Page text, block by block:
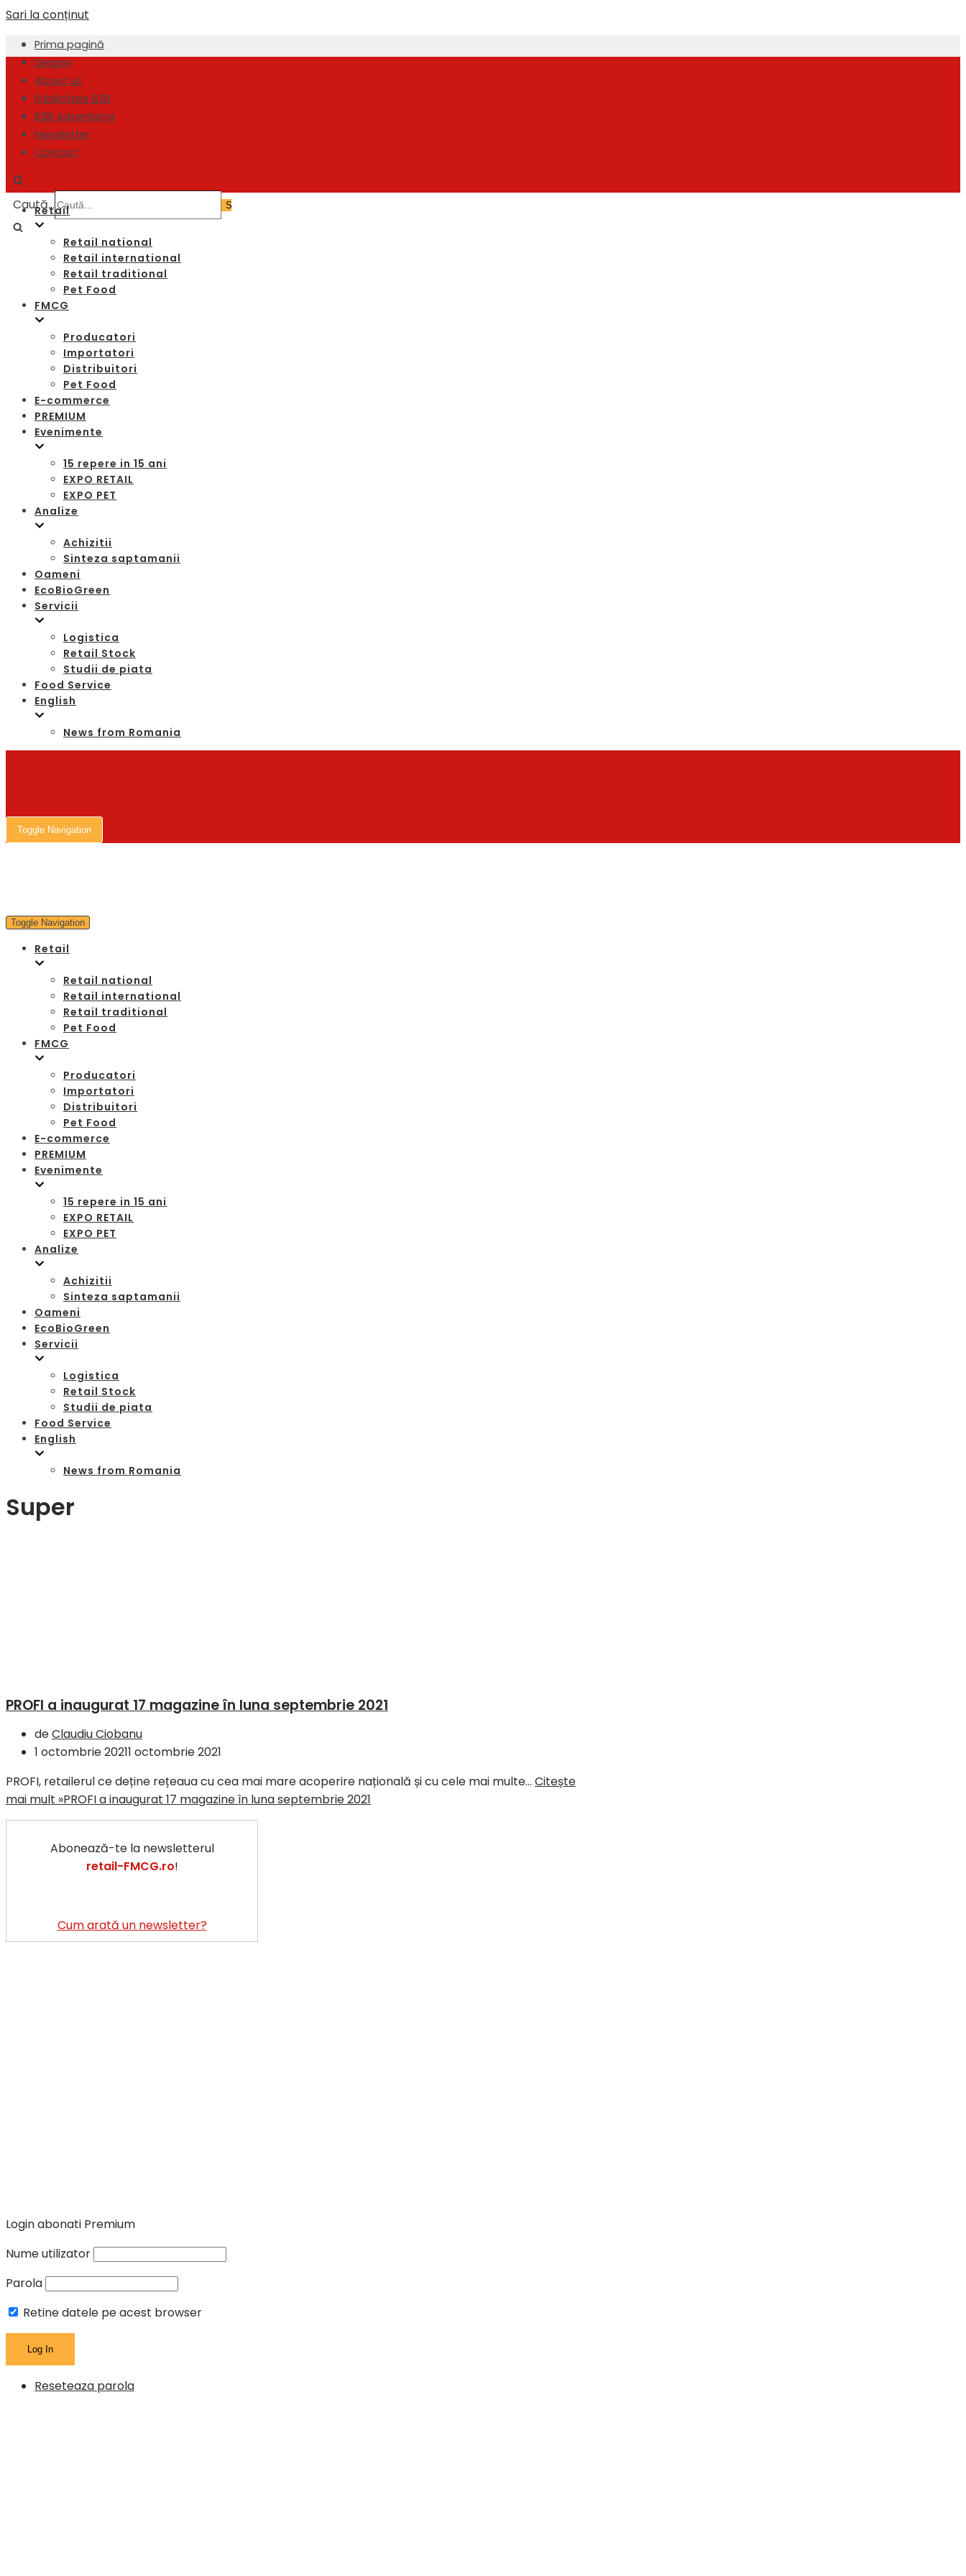
Sari la conținut
Prima pagină
Despre
About us
Publicitate B2B
B2B Advertising
Newsletter
Contact
Caută...
Retail
Retail national
Retail international
Retail traditional
Pet Food
FMCG
Producatori
Importatori
Distribuitori
Pet Food
E-commerce
PREMIUM
Evenimente
15 repere in 15 ani
EXPO RETAIL
EXPO PET
Analize
Achizitii
Sinteza saptamanii
Oameni
EcoBioGreen
Servicii
Logistica
Retail Stock
Studii de piata
Food Service
English
News from Romania
Toggle Navigation
Toggle Navigation
Retail
Retail national
Retail international
Retail traditional
Pet Food
FMCG
Producatori
Importatori
Distribuitori
Pet Food
E-commerce
PREMIUM
Evenimente
15 repere in 15 ani
EXPO RETAIL
EXPO PET
Analize
Achizitii
Sinteza saptamanii
Oameni
EcoBioGreen
Servicii
Logistica
Retail Stock
Studii de piata
Food Service
English
News from Romania
Super
PROFI a inaugurat 17 magazine în luna septembrie 2021
deClaudiu Ciobanu
1 octombrie 20211 octombrie 2021
PROFI, retailerul ce deține rețeaua cu cea mai mare acoperire națională și cu cele mai multe… Citește
mai mult »PROFI a inaugurat 17 magazine în luna septembrie 2021
Abonează-te la newsletterul
retail-FMCG.ro!
Cum arată un newsletter?
Login abonati Premium
Nume utilizator
Parola
Retine datele pe acest browser
Reseteaza parola